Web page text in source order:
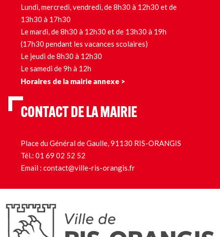
Lundi, mercredi, vendredi, de 8h30 à 12h30 et de
13h30 à 17h30
Le mardi, de 8h30 à 12h30 et de 13h30 à 19h
(17h30 pendant les vacances scolaires)
Le jeudi de 8h30 à 12h30
Le samedi de 9h à 12h
Horaires de la mairie annexe >
CONTACT DE LA MAIRIE
Place du Général de Gaulle, 91130 RIS-ORANGIS
Tél.: 01 69 02 52 52
Email : contact@ville-ris-orangis.fr